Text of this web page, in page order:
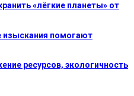
«лёгкие планеты» от
изыскания помогают
ресурсов, экологичность